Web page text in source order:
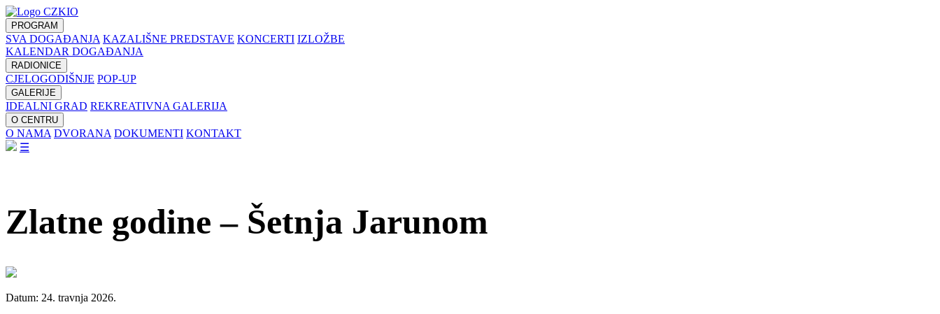
PROGRAM
SVA DOGAĐANJA KAZALIŠNE PREDSTAVE KONCERTI IZLOŽBE
KALENDAR DOGAĐANJA
RADIONICE
CJELOGODIŠNJE POP-UP
GALERIJE
IDEALNI GRAD REKREATIVNA GALERIJA
O CENTRU
O NAMA DVORANA DOKUMENTI KONTAKT
☰
Zlatne godine – Šetnja Jarunom
Datum: 24. travnja 2026.